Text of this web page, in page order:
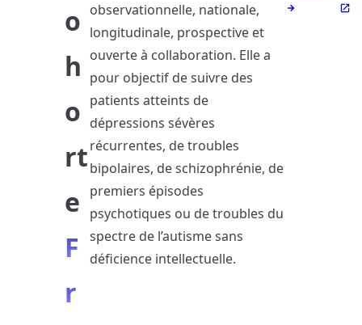
o
h
o
rt
e
F
r
observationnelle, nationale,
longitudinale, prospective et
ouverte à collaboration. Elle a
pour objectif de suivre des
patients atteints de
dépressions sévères
récurrentes, de troubles
bipolaires, de schizophrénie, de
premiers épisodes
psychotiques ou de troubles du
spectre de l’autisme sans
déficience intellectuelle.